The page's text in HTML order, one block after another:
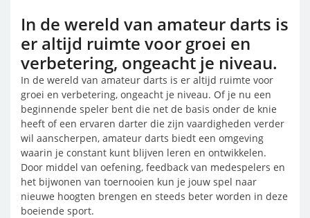
In de wereld van amateur darts is
er altijd ruimte voor groei en
verbetering, ongeacht je niveau.
In de wereld van amateur darts is er altijd ruimte voor
groei en verbetering, ongeacht je niveau. Of je nu een
beginnende speler bent die net de basis onder de knie
heeft of een ervaren darter die zijn vaardigheden verder
wil aanscherpen, amateur darts biedt een omgeving
waarin je constant kunt blijven leren en ontwikkelen.
Door middel van oefening, feedback van medespelers en
het bijwonen van toernooien kun je jouw spel naar
nieuwe hoogten brengen en steeds beter worden in deze
boeiende sport.